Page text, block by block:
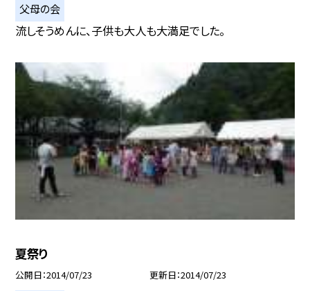
父母の会
流しそうめんに、子供も大人も大満足でした。
夏祭り
公開日 2014/07/23 更新日 2014/07/23